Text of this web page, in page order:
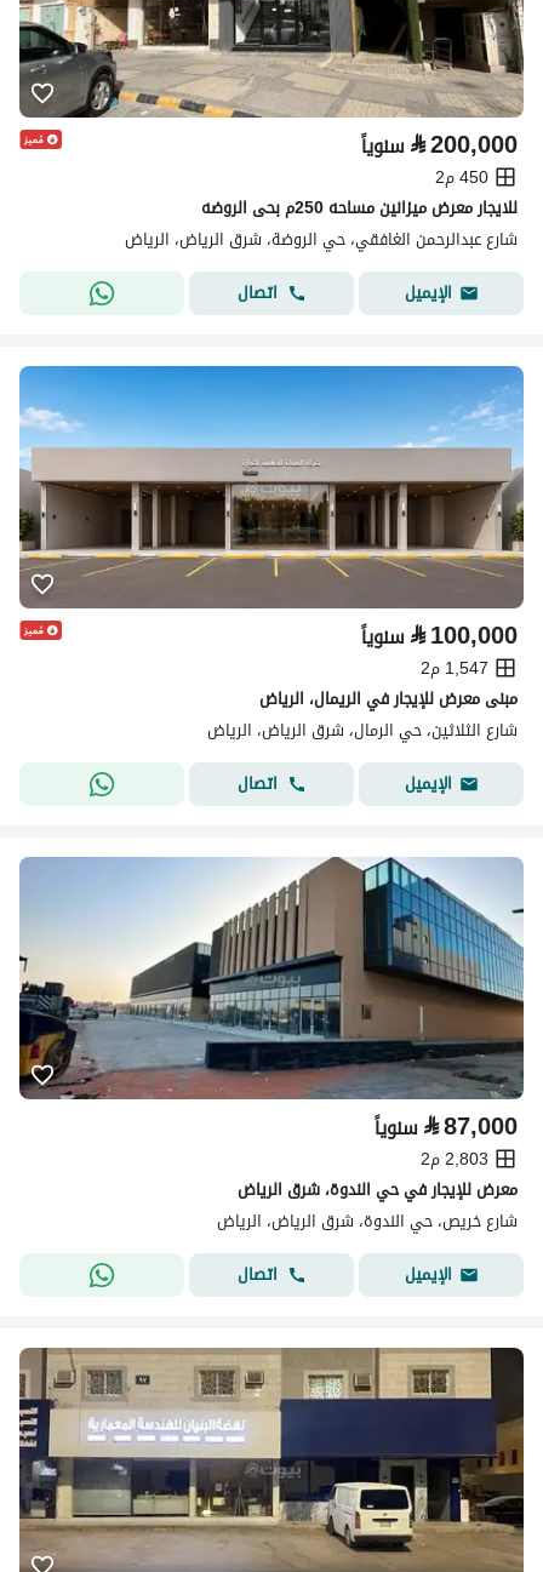
⃁200,000 سنوياً
450 م2
للايجار معرض ميزانين مساحه 250م بحى الروضه
شارع عبدالرحمن الغافقي، حي الروضة، شرق الرياض، الرياض
الإيميل
اتصال
⃁100,000 سنوياً
1,547 م2
مبنى معرض للإيجار في الريمال، الرياض
شارع الثلاثين، حي الرمال، شرق الرياض، الرياض
الإيميل
اتصال
⃁87,000 سنوياً
2,803 م2
معرض للإيجار في حي الندوة، شرق الرياض
شارع خريص، حي الندوة، شرق الرياض، الرياض
الإيميل
اتصال